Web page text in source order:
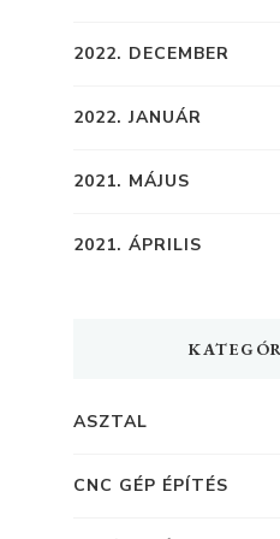
2022. DECEMBER
2022. JANUÁR
2021. MÁJUS
2021. ÁPRILIS
ASZTAL
CNC GÉP ÉPÍTÉS